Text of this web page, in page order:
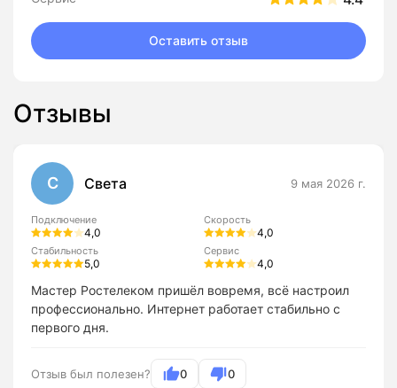
Оставить отзыв
Отзывы
С Света 9 мая 2026 г.
Подключение
4,0
Скорость
4,0
Стабильность
5,0
Сервис
4,0
Мастер Ростелеком пришёл вовремя, всё настроил
профессионально. Интернет работает стабильно с
первого дня.
Отзыв был полезен? 0 0